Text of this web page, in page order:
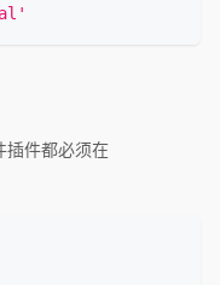
插件都必须在